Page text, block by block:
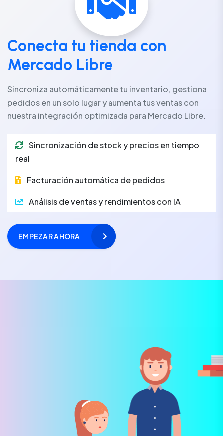
Conecta tu tienda con
Mercado Libre
Sincroniza automáticamente tu inventario, gestiona
pedidos en un solo lugar y aumenta tus ventas con
nuestra integración optimizada para Mercado Libre.
Sincronización de stock y precios en tiempo
real
Facturación automática de pedidos
Análisis de ventas y rendimientos con IA
EMPEZAR AHORA